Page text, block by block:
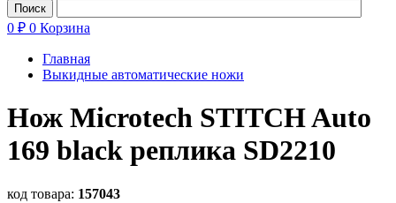
0 ₽ 0 Корзина
Главная
Выкидные автоматические ножи
Нож Microtech STITCH Auto
169 black реплика SD2210
код товара: 157043